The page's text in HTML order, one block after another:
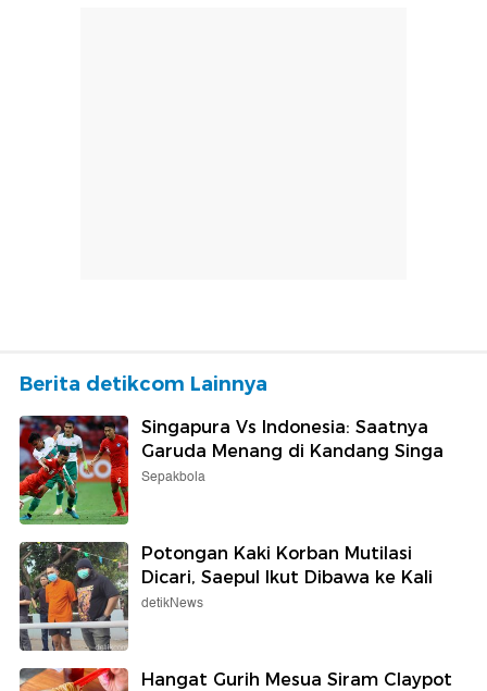
Berita detikcom Lainnya
Singapura Vs Indonesia: Saatnya
Garuda Menang di Kandang Singa
Sepakbola
Potongan Kaki Korban Mutilasi
Dicari, Saepul Ikut Dibawa ke Kali
detikNews
Hangat Gurih Mesua Siram Claypot